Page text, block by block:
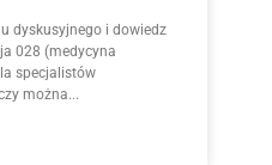
dyskusyjnego i dowiedz
028 (medycyna
specjalistów
można...